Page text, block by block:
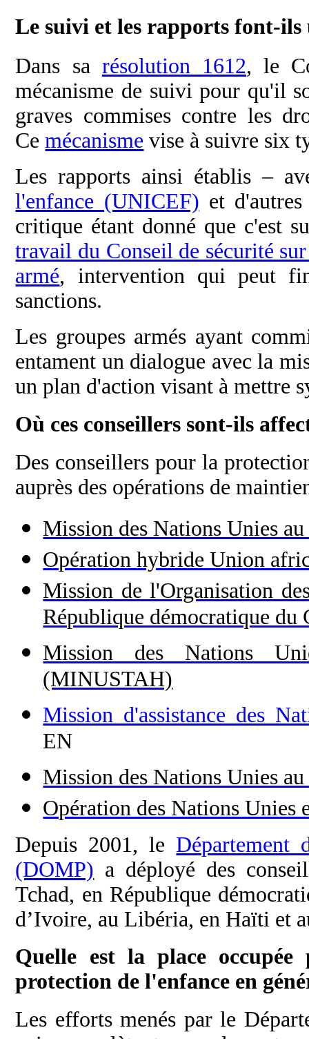
Le suivi et les rapports font-ils
Dans sa résolution 1612, le
mécanisme de suivi pour qu'il
graves commises contre les
Cemécanisme vise à suivre six
Les rapports ainsi établis –
l'enfance (UNICEF) et
critique étant donné que c'est
travail du Conseil de sécurité
armé, intervention qui peut
sanctions.
Les groupes armés ayant
entament un dialogue avec la
un plan d'action visant à mettre
Où ces conseillers sont-ils
Des conseillers pour la
auprès des opérations de
Mission des Nations Unies
Opération hybride Union
Mission de l'Organisation
République démocratique
Mission des Nations
(MINUSTAH)
Mission d'assistance des
EN
Mission des Nations Unies
Opération des Nations
Depuis 2001, le Département
(DOMP) a déployé des
Tchad, en République
d’Ivoire, au Libéria, en Haïti et
Quelle est la place
protection de l'enfance en
Les efforts menés par le